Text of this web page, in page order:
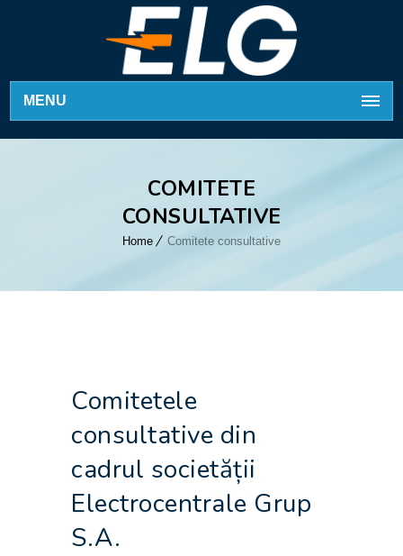
MENU
COMITETE
CONSULTATIVE
Home Comitete consultative
Comitetele
consultative din
cadrul societății
Electrocentrale Grup
S.A.